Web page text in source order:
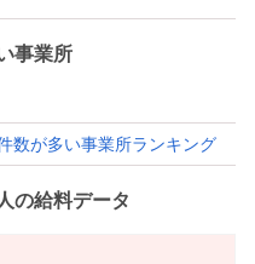
事業所
数が多い事業所ランキング
の給料データ